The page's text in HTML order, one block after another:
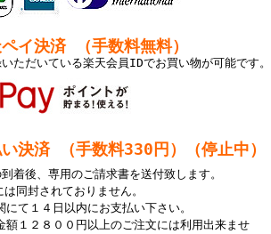
イ決済 （手数料無料）
ただいている楽天会員IDでお買い物が可能です。
決済 （手数料330 円）（停止中）
着後、専用のご請求書を送付致します。
同封されておりません。
にて１４日以内にお支払い下さい。
額１２８００円以上のご注文には利用出来ませ